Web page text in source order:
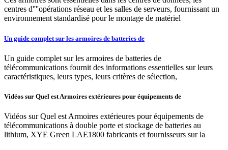
centres d''''opérations réseau et les salles de serveurs, fournissant un
environnement standardisé pour le montage de matériel
Un guide complet sur les armoires de batteries de
Un guide complet sur les armoires de batteries de
télécommunications fournit des informations essentielles sur leurs
caractéristiques, leurs types, leurs critères de sélection,
Vidéos sur Quel est Armoires extérieures pour équipements de
Vidéos sur Quel est Armoires extérieures pour équipements de
télécommunications à double porte et stockage de batteries au
lithium, XYE Green LAE1800 fabricants et fournisseurs sur la